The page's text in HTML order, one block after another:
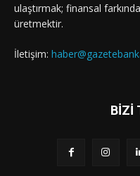
ulaştırmak; finansal
üretmektir.
İletişim:
BİZİ